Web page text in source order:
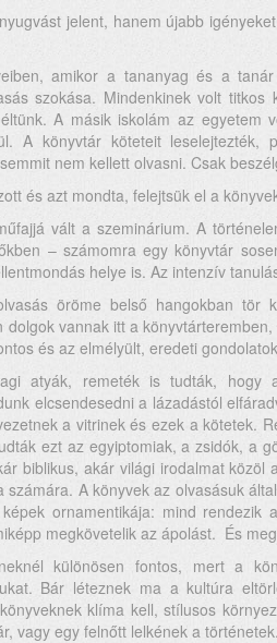
jelent, hanem újabb
amikor a tananyag és a
szokása. Mindenkinek volt titkos
A másik iskolám az egyetem
A könyvtár köteteit leselejtezték,
nem kellett olvasni. Csak
és azt mondta, felejtsük el a
vált a szeminárium. A
– számomra egy könyvtár
helye is. Az intenzív
öröme belső hangokban tör
dolgok vannak itt a
és az elmélyült, eredeti
atyák, remeték is tudták, hogy
elcsendesedni a lázadástól
a vitrinek és ezek a kötetek.
ezt az egyiptomiak, a zsidók, a
biblikus, akár világi irodalmat közöl
számára. A könyvek az olvasásuk
ornamentikája: mind rendezik
megkövetelik az ápolást. És
különösen fontos, mert a
Bár léteznek ma a kultúra
klíma kell, stílusos
vagy egy felnőtt lelkének a